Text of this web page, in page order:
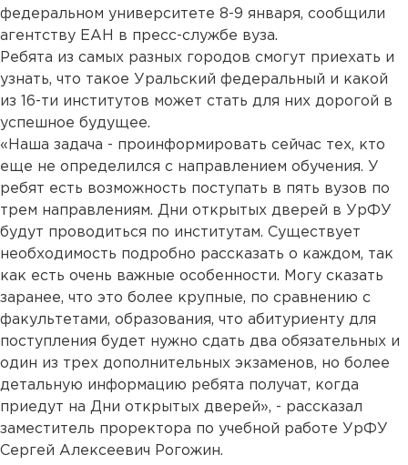
федеральном университете 8-9 января, сообщили
агентству ЕАН в пресс-службе вуза.
Ребята из самых разных городов смогут приехать и
узнать, что такое Уральский федеральный и какой
из 16-ти институтов может стать для них дорогой в
успешное будущее.
«Наша задача - проинформировать сейчас тех, кто
еще не определился с направлением обучения. У
ребят есть возможность поступать в пять вузов по
трем направлениям. Дни открытых дверей в УрФУ
будут проводиться по институтам. Существует
необходимость подробно рассказать о каждом, так
как есть очень важные особенности. Могу сказать
заранее, что это более крупные, по сравнению с
факультетами, образования, что абитуриенту для
поступления будет нужно сдать два обязательных и
один из трех дополнительных экзаменов, но более
детальную информацию ребята получат, когда
приедут на Дни открытых дверей», - рассказал
заместитель проректора по учебной работе УрФУ
Сергей Алексеевич Рогожин.